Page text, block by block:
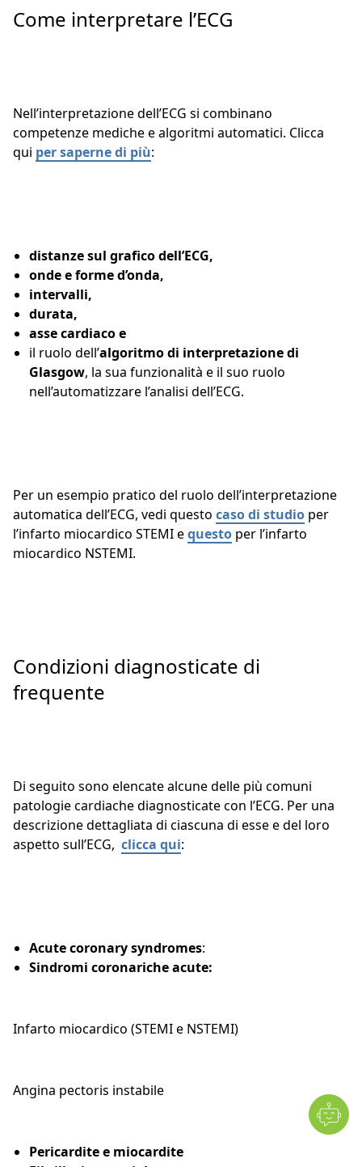
Come interpretare l’ECG
Nell’interpretazione dell’ECG si combinano
competenze mediche e algoritmi automatici. Clicca
qui per saperne di più:
distanze sul grafico dell’ECG,
onde e forme d’onda,
intervalli,
durata,
asse cardiaco e
il ruolo dell’algoritmo di interpretazione di
Glasgow, la sua funzionalità e il suo ruolo
nell’automatizzare l’analisi dell’ECG.
Per un esempio pratico del ruolo dell’interpretazione
automatica dell’ECG, vedi questo caso di studio per
l’infarto miocardico STEMI equesto per l’infarto
miocardico NSTEMI.
Condizioni diagnosticate di
frequente
Di seguito sono elencate alcune delle più comuni
patologie cardiache diagnosticate con l’ECG. Per una
descrizione dettagliata di ciascuna di esse e del loro
aspetto sull’ECG, clicca qui:
Acute coronary syndromes:
Sindromi coronariche acute:
Infarto miocardico (STEMI e NSTEMI)
Angina pectoris instabile
Pericardite e miocardite